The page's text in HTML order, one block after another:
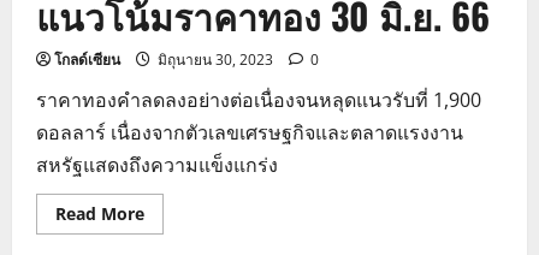
แนวโน้มราคาทอง 30 มิ.ย. 66
โกลด์เซียน มิถุนายน 30, 2023 0
ราคาทองคำลดลงอย่างต่อเนื่องจนหลุดแนวรับที่ 1,900
ดอลลาร์ เนื่องจากตัวเลขเศรษฐกิจและตลาดแรงงาน
สหรัฐแสดงถึงความแข็งแกร่ง
Read MoreRead
more